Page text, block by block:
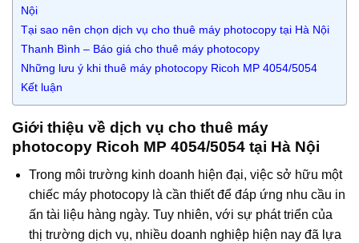
Nội
Tại sao nên chọn dịch vụ cho thuê máy photocopy tại Hà Nội
Thanh Bình – Báo giá cho thuê máy photocopy
Những lưu ý khi thuê máy photocopy Ricoh MP 4054/5054
Kết luận
Giới thiệu về dịch vụ cho thuê máy
photocopy Ricoh MP 4054/5054 tại Hà Nội
Trong môi trường kinh doanh hiện đại, việc sở hữu một
chiếc máy photocopy là cần thiết để đáp ứng nhu cầu in
ấn tài liệu hàng ngày. Tuy nhiên, với sự phát triển của
thị trường dịch vụ, nhiều doanh nghiệp hiện nay đã lựa